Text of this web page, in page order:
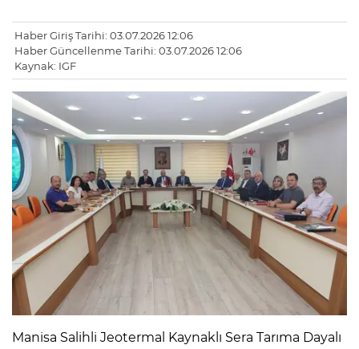
Haber Giriş Tarihi: 03.07.2026 12:06
Haber Güncellenme Tarihi: 03.07.2026 12:06
Kaynak: IGF
Manisa Salihli Jeotermal Kaynaklı Sera Tarıma Dayalı